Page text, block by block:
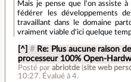
Mais je pense que l'on assiste
fédérer les développements
travaillant dans le domaine
vraiment viable d'ici quelque
[^] # Re: Plus aucune raison
processeur 100% Open-
Posté par abriotde(site web
10:27. Évalué à 4.